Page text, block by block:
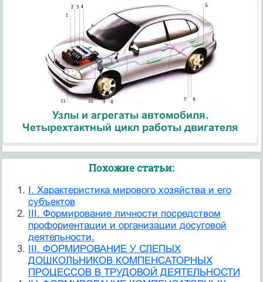
Узлы и агрегаты автомобиля.
Четырехтактный цикл работы двигателя
Похожие статьи:
I. Характеристика мирового хозяйства и его
субъектов
III. Формирование личности посредством
профориентации и организации досуговой
деятельности.
III. ФОРМИРОВАНИЕ У СЛЕПЫХ
ДОШКОЛЬНИКОВ КОМПЕНСАТОРНЫХ
ПРОЦЕССОВ В ТРУДОВОЙ ДЕЯТЕЛЬНОСТИ